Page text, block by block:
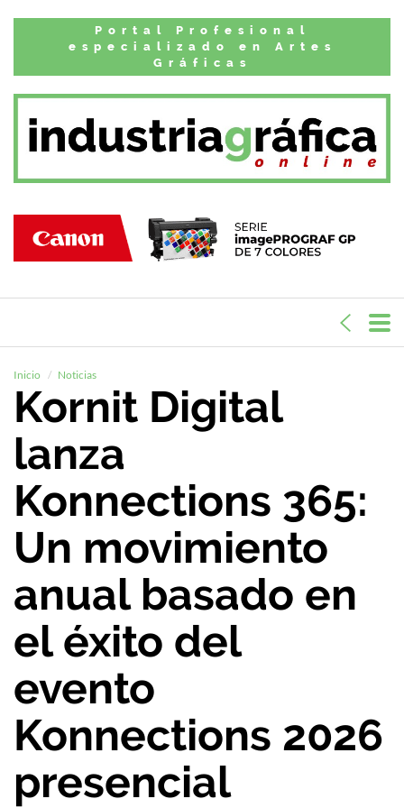
Portal Profesional
especializado en Artes
Gráficas
Inicio Noticias
Kornit Digital
lanza
Konnections 365:
Un movimiento
anual basado en
el éxito del
evento
Konnections 2026
presencial